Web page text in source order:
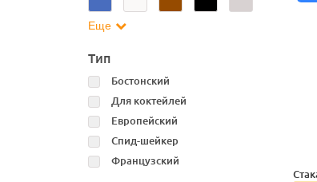
Еще
Тип
Бостонский
Для коктейлей
Европейский
Спид-шейкер
Французский